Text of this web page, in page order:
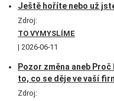
Ještě hoříte nebo už
Zdroj:
TO VYMYSLÍME
2026-06-11
Pozor změna aneb
to, co se děje ve vaší
Zdroj: